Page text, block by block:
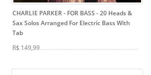
CHARLIE PARKER - FOR BASS - 20 Heads &
Sax Solos Arranged For Electric Bass With
Tab
R$ 149,99